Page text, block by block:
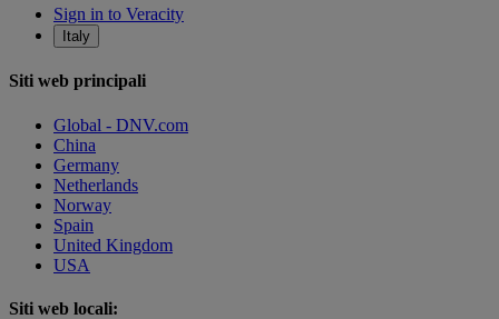
Sign in to Veracity
Italy
Siti web principali
Global - DNV.com
China
Germany
Netherlands
Norway
Spain
United Kingdom
USA
Siti web locali: